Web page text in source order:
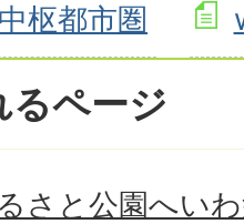
枢都市圏
るページ
さと公園へい